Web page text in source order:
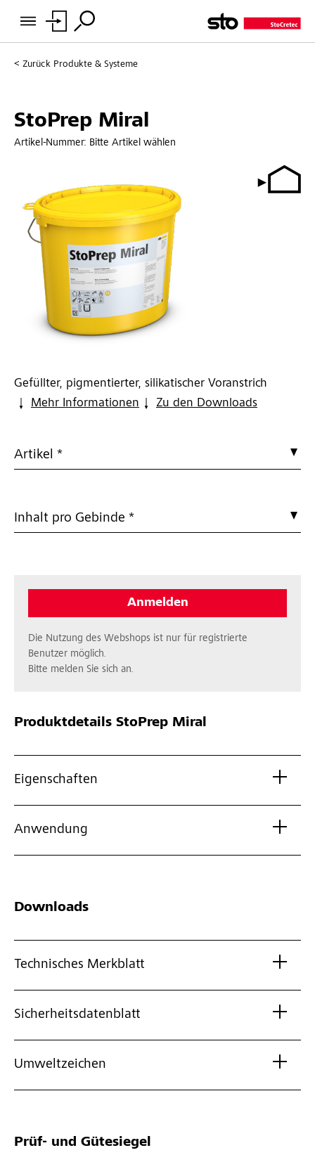
Zurück Produkte & Systeme
StoPrep Miral
Artikel-Nummer: Bitte Artikel wählen
Gefüllter, pigmentierter, silikatischer Voranstrich
Mehr Informationen
Zu den Downloads
Artikel *
Inhalt pro Gebinde *
Anmelden
Die Nutzung des Webshops ist nur für registrierte
Benutzer möglich.
Bitte melden Sie sich an.
Produktdetails StoPrep Miral
Eigenschaften
Anwendung
Downloads
Technisches Merkblatt
Sicherheitsdatenblatt
Umweltzeichen
Prüf- und Gütesiegel